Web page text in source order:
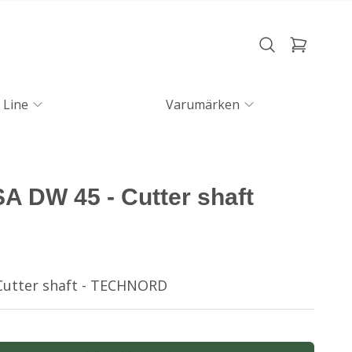
Line Varumärken
DW 45 - Cutter shaft
shaft - TECHNORD